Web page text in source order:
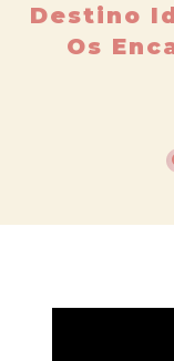
Destino
Os